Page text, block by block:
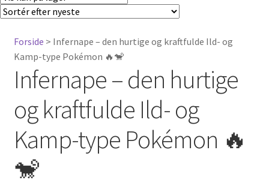
Forside > Infernape – den hurtige og kraftfulde Ild- og
Kamp-type Pokémon 🔥🐒
Infernape – den hurtige
og kraftfulde Ild- og
Kamp-type Pokémon 🔥
🐒